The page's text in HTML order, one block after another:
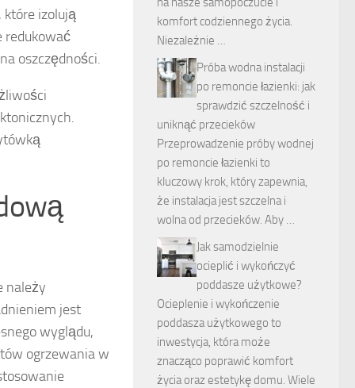
które izolują
redukować
oszczędności.
należy
jest
wyglądu,
ogrzewania w
komfort codziennego życia.
Niezależnie …
Próba wodna instalacji
po remoncie łazienki: jak
sprawdzić szczelność i
uniknąć przecieków
Przeprowadzenie próby wodnej
po remoncie łazienki to
kluczowy krok, który zapewnia,
że instalacja jest szczelna i
wolna od przecieków. Aby …
Jak samodzielnie
ocieplić i wykończyć
poddasze użytkowe?
Ocieplenie i wykończenie
poddasza użytkowego to
inwestycja, która może
znacząco poprawić komfort
życia oraz estetykę domu. Wiele